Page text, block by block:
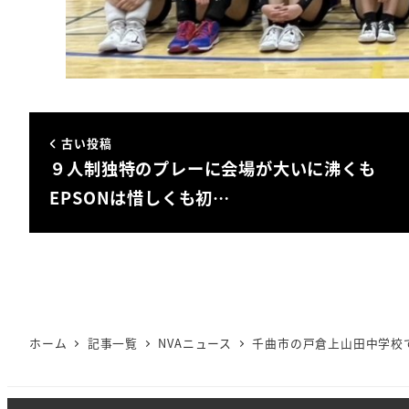
古い投稿
９人制独特のプレーに会場が大いに沸くも
EPSONは惜しくも初…
ホーム 記事一覧 NVAニュース 千曲市の戸倉上山田中学